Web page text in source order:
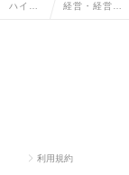
ハイク 経営・経営企
利用規約